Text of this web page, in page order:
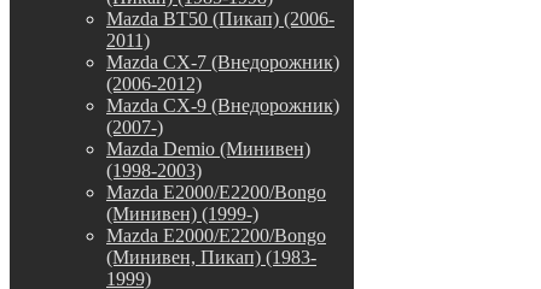
Mazda BT50 (Пикап) (2006-
2011)
Mazda CX-7 (Внедорожник)
(2006-2012)
Mazda CX-9 (Внедорожник)
(2007-)
Mazda Demio (Минивен)
(1998-2003)
Mazda E2000/E2200/Bongo
(Минивен) (1999-)
Mazda E2000/E2200/Bongo
(Минивен, Пикап) (1983-
1999)